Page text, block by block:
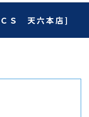
Ｓ 天六本店]